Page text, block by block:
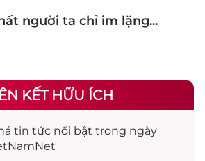
người ta chỉ im lặng...
KẾT HỮU ÍCH
tin tức nổi bật trong ngày